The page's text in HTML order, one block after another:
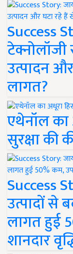
Success
उत्पादन
लागत?
एथेनॉल का
सुरक्षा की
Success
उत्पादों से
लागत हुई
शानदार